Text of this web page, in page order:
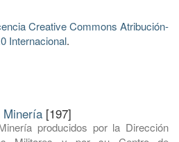
Creative Commons Atribución-
Internacional.
Minería [197]
producidos por la Dirección